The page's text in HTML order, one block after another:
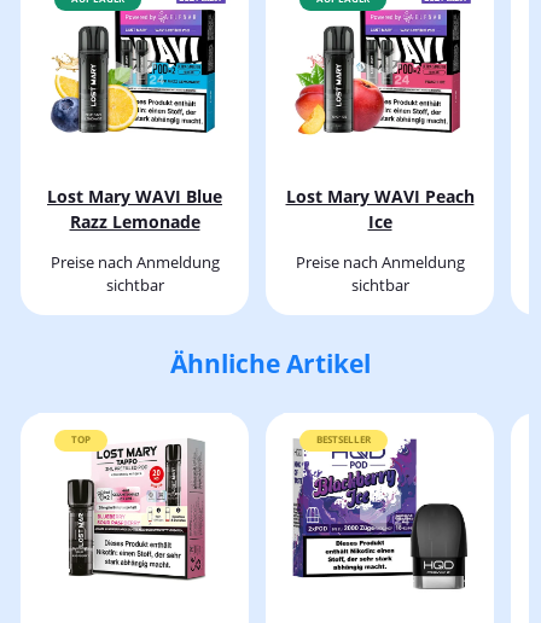
Lost Mary WAVI Blue
Razz Lemonade
Preise nach Anmeldung
sichtbar
Lost Mary WAVI Peach
Ice
Preise nach Anmeldung
sichtbar
Ähnliche Artikel
TOP BESTSELLER